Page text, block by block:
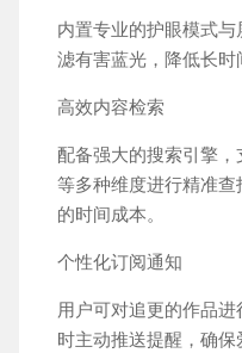
内置专业的护眼模式
滤有害蓝光，降低长时
高效内容检索
配备强大的搜索引擎
等多种维度进行精准
的时间成本。
个性化订阅通知
用户可对追更的作品
时主动推送提醒，确